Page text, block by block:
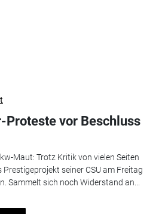
Proteste vor Beschluss
Maut: Trotz Kritik von vielen Seiten
seiner CSU am Freitag
Sammelt sich noch Widerstand an...